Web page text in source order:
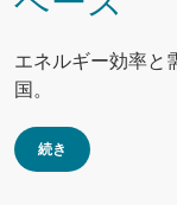
エネルギー効率と
国。
続き